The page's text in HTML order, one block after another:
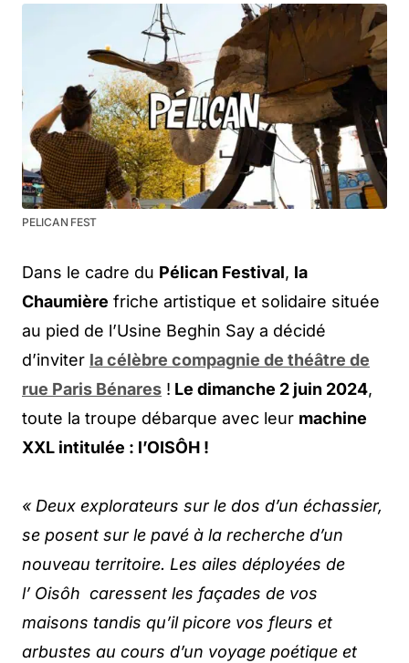
PELICAN FEST
Dans le cadre du Pélican Festival, la
Chaumière friche artistique et solidaire située
au pied de l’Usine Beghin Say a décidé
d’inviter la célèbre compagnie de théâtre de
rue Paris Bénares ! Le dimanche 2 juin 2024,
toute la troupe débarque avec leur machine
XXL intitulée : l’OISÔH !
« Deux explorateurs sur le dos d’un échassier,
se posent sur le pavé à la recherche d’un
nouveau territoire. Les ailes déployées de
l’ Oisôh caressent les façades de vos
maisons tandis qu’il picore vos fleurs et
arbustes au cours d’un voyage poétique et